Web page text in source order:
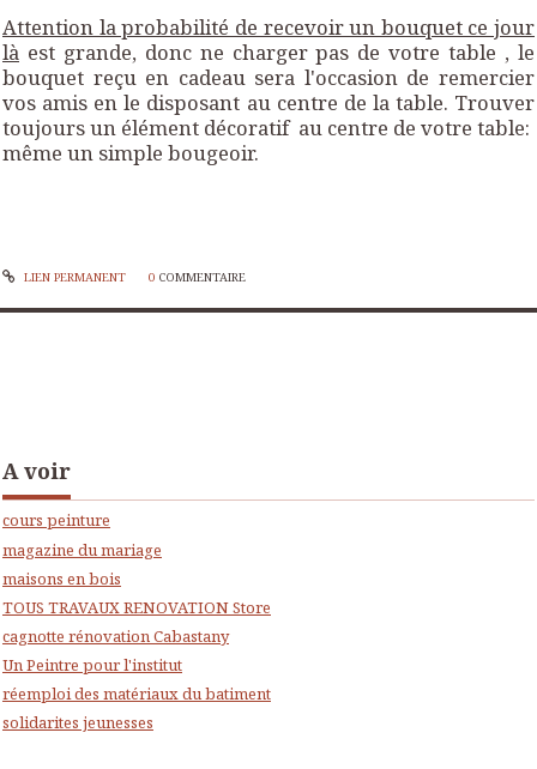
Attention la probabilité de recevoir un bouquet ce jour
là est grande, donc ne charger pas de votre table , le
bouquet reçu en cadeau sera l'occasion de remercier
vos amis en le disposant au centre de la table. Trouver
toujours un élément décoratif au centre de votre table:
même un simple bougeoir.
LIEN PERMANENT 0 COMMENTAIRE
A voir
cours peinture
magazine du mariage
maisons en bois
TOUS TRAVAUX RENOVATION Store
cagnotte rénovation Cabastany
Un Peintre pour l'institut
réemploi des matériaux du batiment
solidarites jeunesses